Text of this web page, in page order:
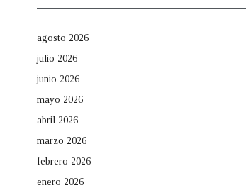
agosto 2026
julio 2026
junio 2026
mayo 2026
abril 2026
marzo 2026
febrero 2026
enero 2026